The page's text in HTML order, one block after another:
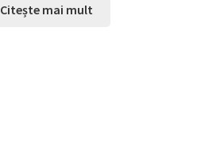
Citește mai mult